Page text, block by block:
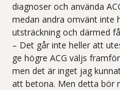
diagnoser och använda
medan andra omvänt inte
utsträckning och därmed
– Det går inte heller att
ge högre ACG väljs
men det är inget jag
att betona. Men detta bör